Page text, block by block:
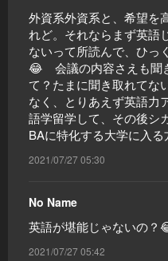
外資系外資系と、希望を
れど。それならまず英語
ないって所読んで、ひっ
😂 会議の内容さえも聞
て？たまに聞き取れてな
なく、とりあえず英語力
語学留学して、その後シ
BAに特化する大学に入る
2021/07/27 05:30
No Name
英語が堪能じゃないの？
2021/07/27 05:42